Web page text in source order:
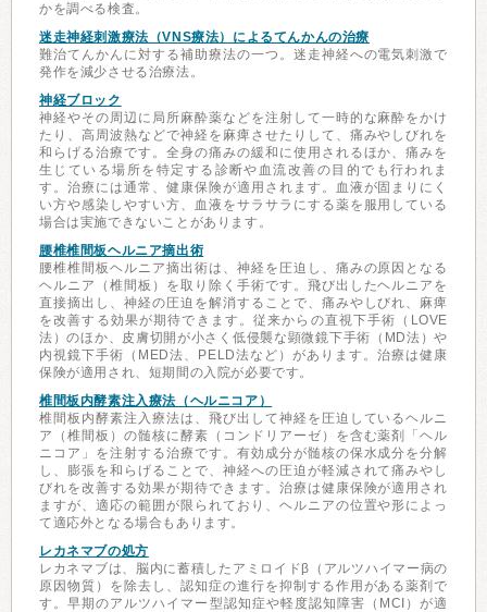
かを調べる検査。
迷走神経刺激療法（VNS療法）によるてんかんの治療
難治てんかんに対する補助療法の一つ。迷走神経への電気刺激で
発作を減少させる治療法。
神経ブロック
神経やその周辺に局所麻酔薬などを注射して一時的な麻酔をかけ
たり、高周波熱などで神経を麻痺させたりして、痛みやしびれを
和らげる治療です。全身の痛みの緩和に使用されるほか、痛みを
生じている場所を特定する診断や血流改善の目的でも行われま
す。治療には通常、健康保険が適用されます。血液が固まりにく
い方や感染しやすい方、血液をサラサラにする薬を服用している
場合は実施できないことがあります。
腰椎椎間板ヘルニア摘出術
腰椎椎間板ヘルニア摘出術は、神経を圧迫し、痛みの原因となる
ヘルニア（椎間板）を取り除く手術です。飛び出したヘルニアを
直接摘出し、神経の圧迫を解消することで、痛みやしびれ、麻痺
を改善する効果が期待できます。従来からの直視下手術（LOVE
法）のほか、皮膚切開が小さく低侵襲な顕微鏡下手術（MD法）や
内視鏡下手術（MED法、PELD法など）があります。治療は健康
保険が適用され、短期間の入院が必要です。
椎間板内酵素注入療法（ヘルニコア）
椎間板内酵素注入療法は、飛び出して神経を圧迫しているヘルニ
ア（椎間板）の髄核に酵素（コンドリアーゼ）を含む薬剤「ヘル
ニコア」を注射する治療です。有効成分が髄核の保水成分を分解
し、膨張を和らげることで、神経への圧迫が軽減されて痛みやし
びれを改善する効果が期待できます。治療は健康保険が適用され
ますが、適応の範囲が限られており、ヘルニアの位置や形によっ
て適応外となる場合もあります。
レカネマブの処方
レカネマブは、脳内に蓄積したアミロイドβ（アルツハイマー病の
原因物質）を除去し、認知症の進行を抑制する作用がある薬剤で
す。早期のアルツハイマー型認知症や軽度認知障害（MCI）が適